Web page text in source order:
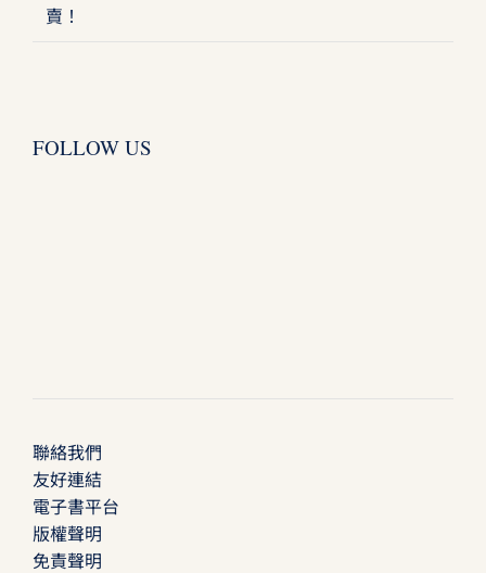
賣！
FOLLOW US
聯絡我們
友好連結
電子書平台
版權聲明
免責聲明